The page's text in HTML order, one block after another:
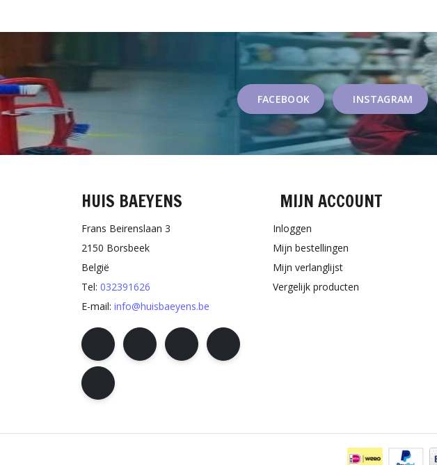
FACEBOOK INSTAGRAM
HUIS BAEYENS
Frans Beirenslaan 3
2150 Borsbeek
België
Tel: 032391626
E-mail: info@huisbaeyens.be
MIJN ACCOUNT
Inloggen
Mijn bestellingen
Mijn verlanglijst
Vergelijk producten